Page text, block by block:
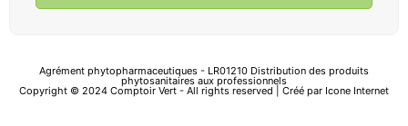
Agrément phytopharmaceutiques - LR01210 Distribution des produits
phytosanitaires aux professionnels
Copyright © 2024 Comptoir Vert - All rights reserved | Créé par Icone Internet